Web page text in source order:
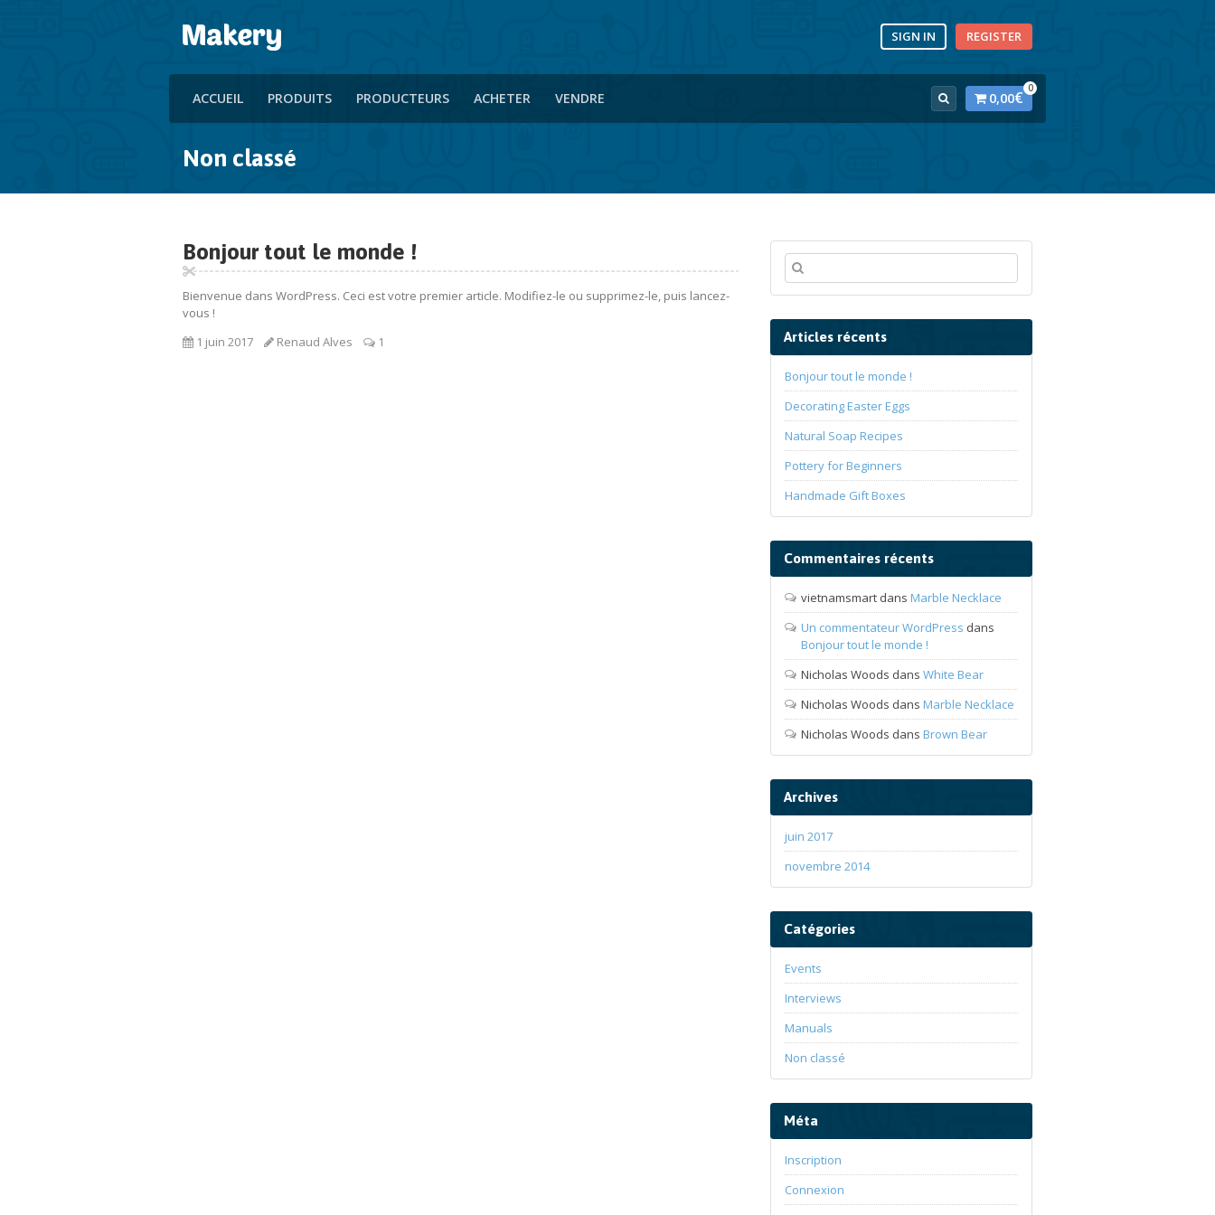
SIGN IN REGISTER
ACCUEIL PRODUITS PRODUCTEURS ACHETER VENDRE 0,00€ 0
Non classé
Bonjour tout le monde !
Bienvenue dans WordPress. Ceci est votre premier article. Modifiez-le ou supprimez-le, puis lancez-
vous !
1 juin 2017
Renaud Alves 1 Articles récents
Bonjour tout le monde !
Decorating Easter Eggs
Natural Soap Recipes
Pottery for Beginners
Handmade Gift Boxes
Commentaires récents
vietnamsmart dans Marble Necklace
Un commentateur WordPress dans
Bonjour tout le monde !
Nicholas Woods dansWhite Bear
Nicholas Woods dans Marble Necklace
Nicholas Woods dans Brown Bear
Archives
juin 2017
novembre 2014
Catégories
Events
Interviews
Manuals
Non classé
Méta
Inscription
Connexion